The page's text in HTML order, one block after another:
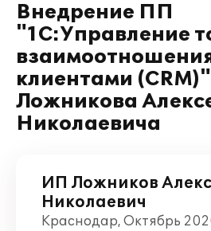
Внедрение ПП
"1С:Управление
клиентами
Ложникова
Николаевича
ИП Ложников
Николаевич
Краснодар, Октябрь